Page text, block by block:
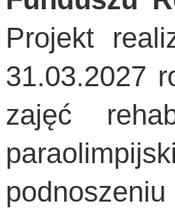
Projekt
31.03.2027
zajęć